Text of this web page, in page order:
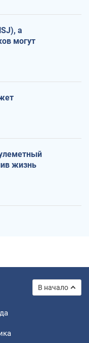
а
могут
жизнь
В начало